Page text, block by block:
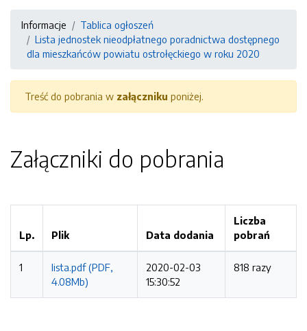
Informacje
Tablica ogłoszeń
Lista jednostek nieodpłatnego poradnictwa dostępnego
dla mieszkańców powiatu ostrołęckiego w roku 2020
Treść do pobrania w załączniku poniżej.
Załączniki do pobrania
Lp. Plik Data dodania
Liczba
pobrań
1
lista.pdf (PDF,
4.08Mb)
2020-02-03
15:30:52
818 razy